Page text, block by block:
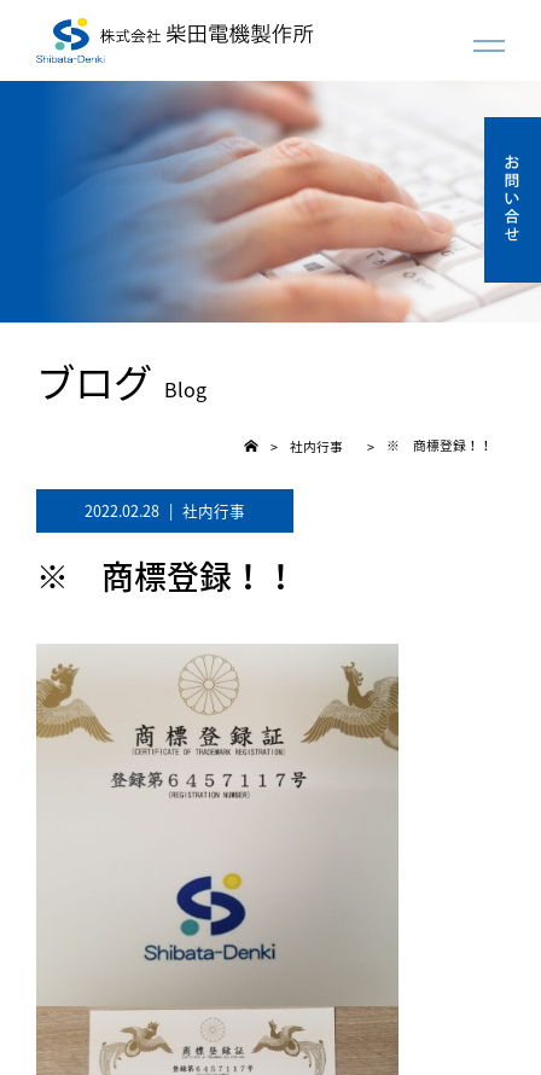
ブログ Blog
> 社内行事 > ※ 商標登録！！
2022.02.28 | 社内行事
※ 商標登録！！